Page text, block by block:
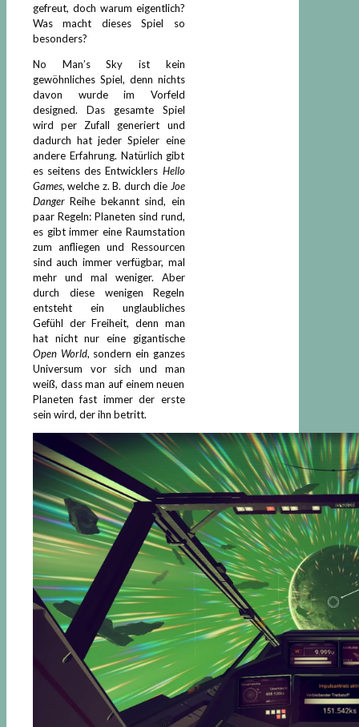
gefreut, doch warum eigentlich?
Was macht dieses Spiel so
besonders?
No Man’s Sky ist kein
gewöhnliches Spiel, denn nichts
davon wurde im Vorfeld
designed. Das gesamte Spiel
wird per Zufall generiert und
dadurch hat jeder Spieler eine
andere Erfahrung. Natürlich gibt
es seitens des Entwicklers Hello
Games, welche z. B. durch die Joe
Danger Reihe bekannt sind, ein
paar Regeln: Planeten sind rund,
es gibt immer eine Raumstation
zum anfliegen und Ressourcen
sind auch immer verfügbar, mal
mehr und mal weniger. Aber
durch diese wenigen Regeln
entsteht ein unglaubliches
Gefühl der Freiheit, denn man
hat nicht nur eine gigantische
Open World, sondern ein ganzes
Universum vor sich und man
weiß, dass man auf einem neuen
Planeten fast immer der erste
sein wird, der ihn betritt.